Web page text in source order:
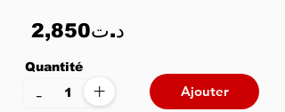
2,850د.ت
Quantité
+
- Ajouter